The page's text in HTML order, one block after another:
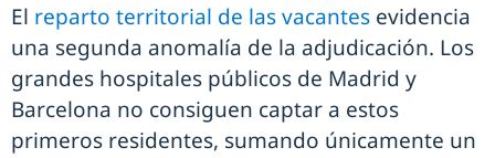
El reparto territorial de las vacantes evidencia
una segunda anomalía de la adjudicación. Los
grandes hospitales públicos de Madrid y
Barcelona no consiguen captar a estos
primeros residentes, sumando únicamente un